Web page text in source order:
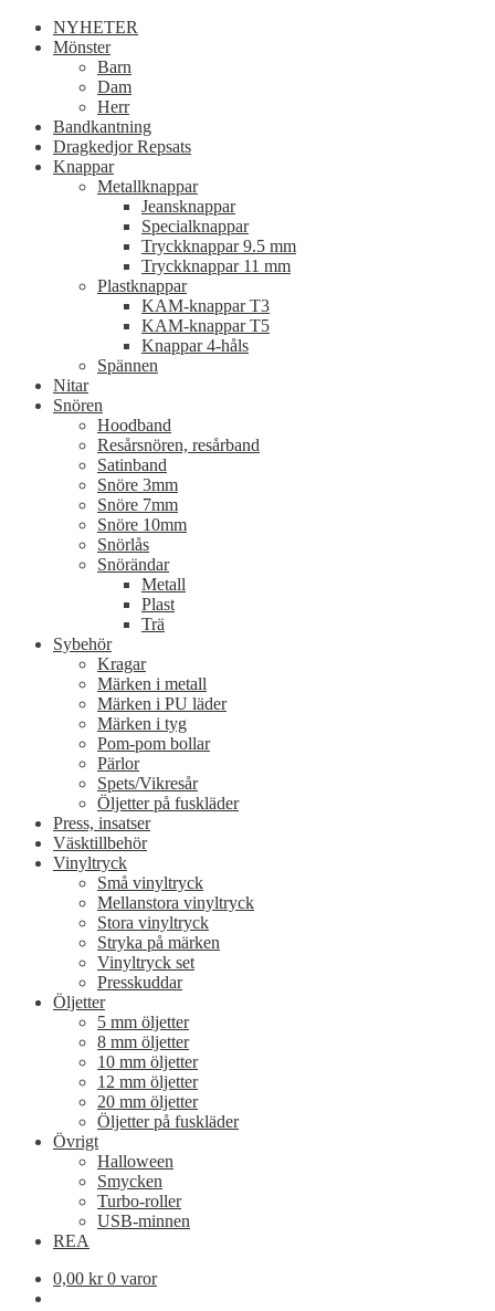
NYHETER
Mönster
Barn
Dam
Herr
Bandkantning
Dragkedjor Repsats
Knappar
Metallknappar
Jeansknappar
Specialknappar
Tryckknappar 9.5 mm
Tryckknappar 11 mm
Plastknappar
KAM-knappar T3
KAM-knappar T5
Knappar 4-håls
Spännen
Nitar
Snören
Hoodband
Resårsnören, resårband
Satinband
Snöre 3mm
Snöre 7mm
Snöre 10mm
Snörlås
Snörändar
Metall
Plast
Trä
Sybehör
Kragar
Märken i metall
Märken i PU läder
Märken i tyg
Pom-pom bollar
Pärlor
Spets/Vikresår
Öljetter på fuskläder
Press, insatser
Väsktillbehör
Vinyltryck
Små vinyltryck
Mellanstora vinyltryck
Stora vinyltryck
Stryka på märken
Vinyltryck set
Presskuddar
Öljetter
5 mm öljetter
8 mm öljetter
10 mm öljetter
12 mm öljetter
20 mm öljetter
Öljetter på fuskläder
Övrigt
Halloween
Smycken
Turbo-roller
USB-minnen
REA
0,00 kr 0 varor